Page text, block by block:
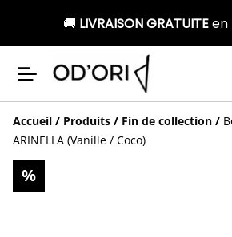
🚚 LIVRAISON GRATUITEen
Accueil / Produits / Fin de collection /
ARINELLA (Vanille / Coco)
%